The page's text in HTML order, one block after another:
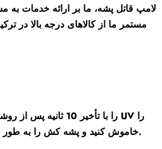
لامپ قاتل پشه، ما بر ارائه خدمات
مستمر ما از کالاهای درجه بالا در
خاموش کنید و پشه کش را به طور خودکار روشن کنید. نور بنفش پشه ها را جذب می کند و فن پشه ها را می مکد تا خشک شوند و بکشند.